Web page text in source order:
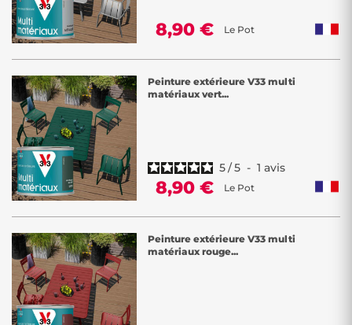
8,90 € Le Pot
Peinture extérieure V33 multi
matériaux vert...
5/5 - 1 avis
8,90 € Le Pot
Peinture extérieure V33 multi
matériaux rouge...